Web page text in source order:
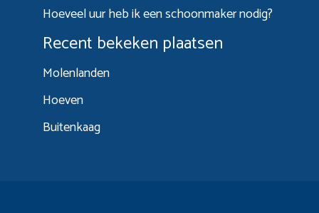
Hoeveel uur heb ik een schoonmaker nodig?
Recent bekeken plaatsen
Molenlanden
Hoeven
Buitenkaag